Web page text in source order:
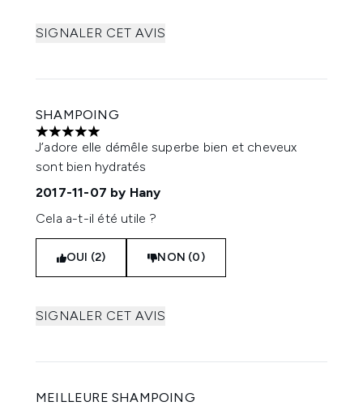
SIGNALER CET AVIS
SHAMPOING
5 étoiles sur un maximum de 5
J’adore elle démêle superbe bien et cheveux
sont bien hydratés
2017-11-07 by Hany
Cela a-t-il été utile ?
OUI (2) NON (0)
SIGNALER CET AVIS
MEILLEURE SHAMPOING